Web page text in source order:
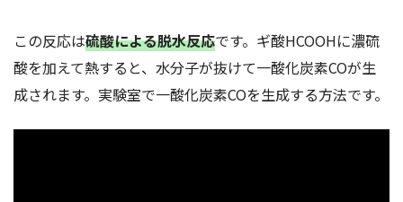
この反応は硫酸による脱水反応です。ギ酸HCOOHに濃硫
酸を加えて熱すると、水分子が抜けて一酸化炭素COが生
成されます。実験室で一酸化炭素COを生成する方法です。